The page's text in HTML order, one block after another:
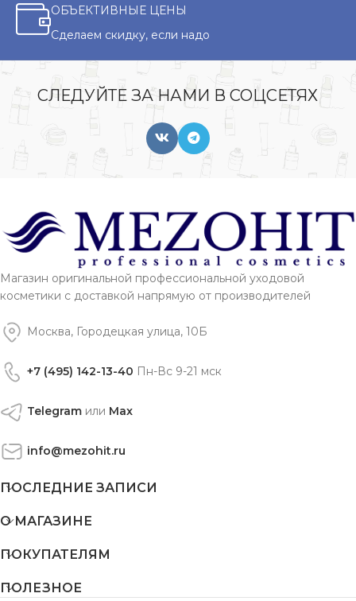
ОБЪЕКТИВНЫЕ ЦЕНЫ
Сделаем скидку, если надо
СЛЕДУЙТЕ ЗА НАМИ В СОЦСЕТЯХ
Магазин оригинальной профессиональной уходовой
косметики с доставкой напрямую от производителей
Москва, Городецкая улица, 10Б
+7 (495) 142-13-40 Пн-Вс 9-21 мск
Telegram или Max
info@mezohit.ru
ПОСЛЕДНИЕ ЗАПИСИ
О МАГАЗИНЕ
ПОКУПАТЕЛЯМ
ПОЛЕЗНОЕ